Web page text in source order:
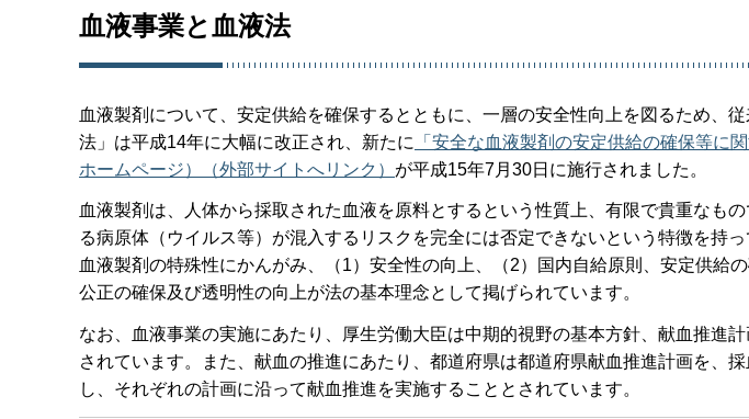
血液事業と血液法
血液製剤について、安定供給を確保するとともに、一層の安全性向上を図るため、
法」は平成14年に大幅に改正され、新たに
「安全な血液製剤の安定供給の確保等に
ホームページ）（外部サイトへリンク） が平成15年7月30日に施行されました。
血液製剤は、人体から採取された血液を原料とするという性質上、有限で貴重なも
る病原体（ウイルス等）が混入するリスクを完全には否定できないという特徴を持
血液製剤の特殊性にかんがみ、（1）安全性の向上、（2）国内自給原則、安定供給
公正の確保及び透明性の向上が法の基本理念として掲げられています。
なお、血液事業の実施にあたり、厚生労働大臣は中期的視野の基本方針、献血推進
されています。また、献血の推進にあたり、都道府県は都道府県献血推進計画を、
し、それぞれの計画に沿って献血推進を実施することとされています。